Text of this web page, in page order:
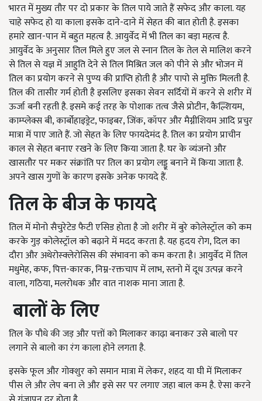
भारत में मुख्य तौर पर दो प्रकार के तिल पाये जाते हैं सफेद और काला. यह
चाहे सफेद हो या काला इसके दाने-दाने में सेहत की बात होती है. इसका
हमारे खान-पान में बहुत महत्व है. आयुर्वेद में भी तिल का बड़ा महत्व है.
आयुर्वेद के अनुसार तिल मिले हुए जल से स्नान तिल के तेल से मालिश करने
से तिल से यज्ञ में आहुति देने से तिल मिश्रित जल को पीने से और भोजन में
तिल का प्रयोग करने से पुण्य की प्राप्ति होती है और पापो से मुक्ति मिलती है.
तिल की तासीर गर्म होती है इसलिए इसका सेवन सर्दियों में करने से शरीर में
ऊर्जा बनी रहती है. इसमे कई तरह के पोशाक तत्व जैसे प्रोटीन, कैल्शियम,
काम्प्लेक्स बी, कार्बोहाइड्रेट, फाइबर, जिंक, कॉपर और मैग्नीशियम आदि प्रचुर
मात्रा में पाए जाते हैं. जो सेहत के लिए फायदेमंद है. तिल का प्रयोग प्राचीन
काल से सेहत बनाए रखने के लिए किया जाता है. घर के व्यंजनो और
खासतौर पर मकर संक्रांति पर तिल का प्रयोग लड्डू बनाने में किया जाता है.
अपने खास गुणों के कारण इसके अनेक फायदे हैं.
तिल के बीज के फायदे
तिल में मोनो सैचुरेटेड फैटी एसिड होता है जो शरीर में बुरे कोलेस्ट्रॉल को कम
करके गुड़ कोलेस्ट्रॉल को बढ़ाने में मदद करता है. यह हृदय रोग, दिल का
दौरा और अथेरोस्क्लेरोसिस की संभावना को कम करता है। आयुर्वेद में तिल
मधुमेह, कफ, पित्त-कारक, निम्न-रक्तचाप में लाभ, स्तनो में दूध उत्पन्न करने
वाला, गठिया, मलरोधक और वात नाशक माना जाता है.
बालों के लिए
तिल के पौधे की जड़ और पत्तों को मिलाकर काढ़ा बनाकर उसे बालो पर
लगाने से बालो का रंग काला होने लगता है.
इसके फूल और गोक्शुर को समान मात्रा में लेकर, शहद या घी में मिलाकर
पीस ले और लेप बना ले और इसे सर पर लगाए जहा बाल कम है. ऐसा करने